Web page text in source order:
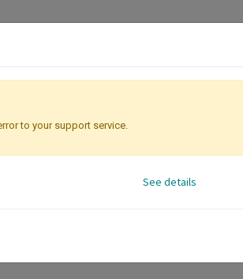
When a company is selected it will auto-
to your support service.
See details